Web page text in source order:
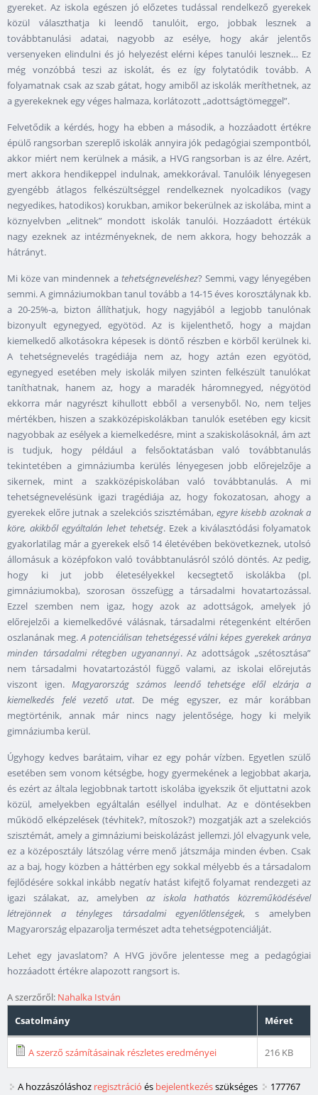
gyereket. Az iskola egészen jó előzetes tudással rendelkező gyerekek
közül választhatja ki leendő tanulóit, ergo, jobbak lesznek a
továbbtanulási adatai, nagyobb az esélye, hogy akár jelentős
versenyeken elindulni és jó helyezést elérni képes tanulói lesznek… Ez
még vonzóbbá teszi az iskolát, és ez így folytatódik tovább. A
folyamatnak csak az szab gátat, hogy amiből az iskolák meríthetnek, az
a gyerekeknek egy véges halmaza, korlátozott „adottságtömeggel”.
Felvetődik a kérdés, hogy ha ebben a második, a hozzáadott értékre
épülő rangsorban szereplő iskolák annyira jók pedagógiai szempontból,
akkor miért nem kerülnek a másik, a HVG rangsorban is az élre. Azért,
mert akkora hendikeppel indulnak, amekkorával. Tanulóik lényegesen
gyengébb átlagos felkészültséggel rendelkeznek nyolcadikos (vagy
negyedikes, hatodikos) korukban, amikor bekerülnek az iskolába, mint a
köznyelvben „elitnek” mondott iskolák tanulói. Hozzáadott értékük
nagy ezeknek az intézményeknek, de nem akkora, hogy behozzák a
hátrányt.
Mi köze van mindennek a tehetségneveléshez? Semmi, vagy lényegében
semmi. A gimnáziumokban tanul tovább a 14-15 éves korosztálynak kb.
a 20-25%-a, bizton állíthatjuk, hogy nagyjából a legjobb tanulónak
bizonyult egynegyed, egyötöd. Az is kijelenthető, hogy a majdan
kiemelkedő alkotásokra képesek is döntő részben e körből kerülnek ki.
A tehetségnevelés tragédiája nem az, hogy aztán ezen egyötöd,
egynegyed esetében mely iskolák milyen szinten felkészült tanulókat
taníthatnak, hanem az, hogy a maradék háromnegyed, négyötöd
ekkorra már nagyrészt kihullott ebből a versenyből. No, nem teljes
mértékben, hiszen a szakközépiskolákban tanulók esetében egy kicsit
nagyobbak az esélyek a kiemelkedésre, mint a szakiskolásoknál, ám azt
is tudjuk, hogy például a felsőoktatásban való továbbtanulás
tekintetében a gimnáziumba kerülés lényegesen jobb előrejelzője a
sikernek, mint a szakközépiskolában való továbbtanulás. A mi
tehetségnevelésünk igazi tragédiája az, hogy fokozatosan, ahogy a
gyerekek előre jutnak a szelekciós szisztémában,egyre kisebb azoknak a
köre, akikből egyáltalán lehet tehetség. Ezek a kiválasztódási folyamatok
gyakorlatilag már a gyerekek első 14 életévében bekövetkeznek, utolsó
állomásuk a középfokon való továbbtanulásról szóló döntés. Az pedig,
hogy ki jut jobb életesélyekkel kecsegtető iskolákba (pl.
gimnáziumokba), szorosan összefügg a társadalmi hovatartozással.
Ezzel szemben nem igaz, hogy azok az adottságok, amelyek jó
előrejelzői a kiemelkedővé válásnak, társadalmi rétegenként eltérően
oszlanának meg.A potenciálisan tehetségessé válni képes gyerekek aránya
minden társadalmi rétegben ugyanannyi. Az adottságok „szétosztása”
nem társadalmi hovatartozástól függő valami, az iskolai előrejutás
viszont igen. Magyarország számos leendő tehetsége elől elzárja a
kiemelkedés felé vezető utat. De még egyszer, ez már korábban
megtörténik, annak már nincs nagy jelentősége, hogy ki melyik
gimnáziumba kerül.
Úgyhogy kedves barátaim, vihar ez egy pohár vízben. Egyetlen szülő
esetében sem vonom kétségbe, hogy gyermekének a legjobbat akarja,
és ezért az általa legjobbnak tartott iskolába igyekszik őt eljuttatni azok
közül, amelyekben egyáltalán eséllyel indulhat. Az e döntésekben
működő elképzelések (tévhitek?, mítoszok?) mozgatják azt a szelekciós
szisztémát, amely a gimnáziumi beiskolázást jellemzi. Jól elvagyunk vele,
ez a középosztály látszólag vérre menő játszmája minden évben. Csak
az a baj, hogy közben a háttérben egy sokkal mélyebb és a társadalom
fejlődésére sokkal inkább negatív hatást kifejtő folyamat rendezgeti az
igazi szálakat, az, amelyben az iskola hathatós közreműködésével
létrejönnek a tényleges társadalmi egyenlőtlenségek, s amelyben
Magyarország elpazarolja természet adta tehetségpotenciálját.
Lehet egy javaslatom? A HVG jövőre jelentesse meg a pedagógiai
hozzáadott értékre alapozott rangsort is.
A szerzőről: Nahalka István
Csatolmány
Méret
A szerző számításainak részletes eredményei 216 KB
A hozzászóláshoz regisztráció és bejelentkezésszükséges
177767